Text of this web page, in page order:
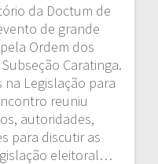
da Doctum de
de grande
Ordem dos
Caratinga.
na Legislação para
reuniu
autoridades,
para discutir as
eleitoral…